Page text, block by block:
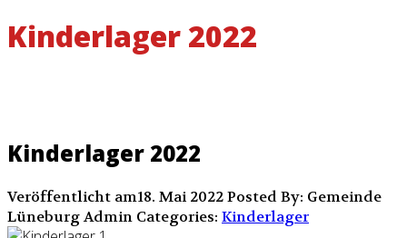
Kinderlager 2022
Kinderlager 2022
Veröffentlicht am18. Mai 2022Posted By: Gemeinde
Lüneburg Admin Categories: Kinderlager